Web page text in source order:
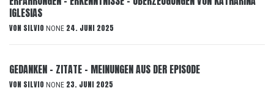
IGLESIAS
VON SILVIO NONE 24. JUNI 2025
GEDANKEN – ZITATE – MEINUNGEN AUS DER EPISODE
VON SILVIO NONE 23. JUNI 2025